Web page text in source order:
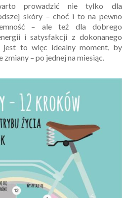
prowadzić nie tylko dla
skóry – choć i to na pewno
– ale też dla dobrego
i satysfakcji z dokonanego
jest to więc idealny moment, by
– po jednej na miesiąc.